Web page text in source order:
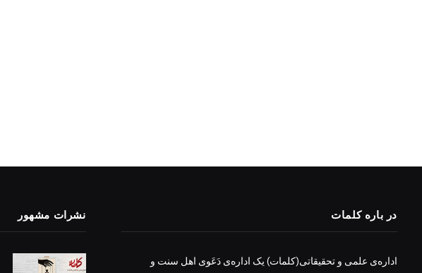
در باره کلمات
اداره‌ی علمی و تحقیقاتی(کلمات) یک اداره‌ی دَعَوی اهل سنت و
نشرات مشهور